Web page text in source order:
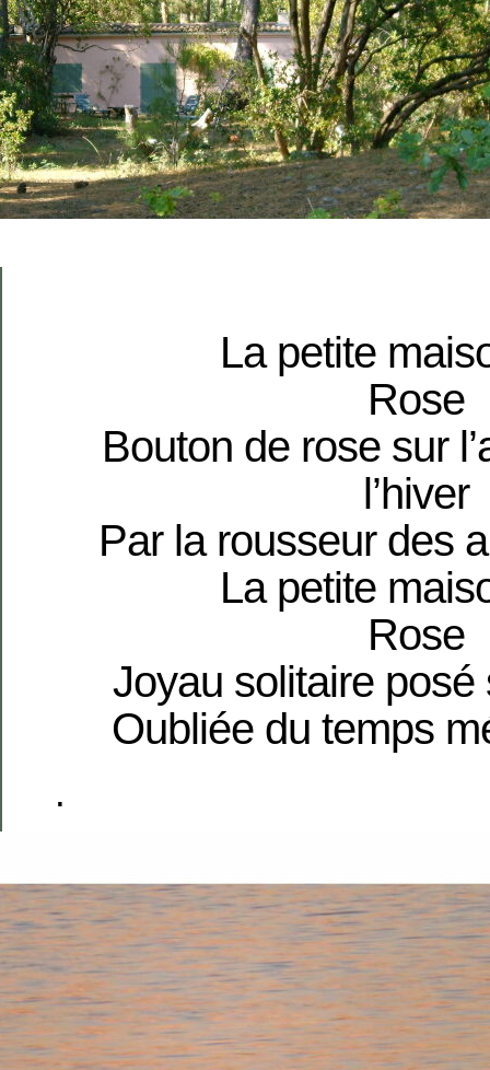
La petite
Rose
Bouton de rose sur
l’hiver
Par la rousseur des
La petite
Rose
Joyau solitaire posé
Oubliée du temps
.